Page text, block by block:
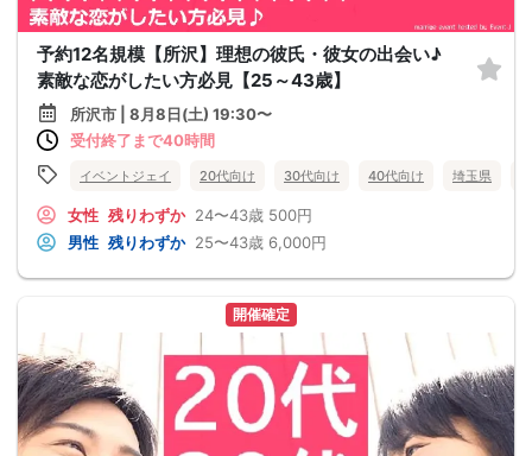
予約12名規模【所沢】理想の彼氏・彼女の出会い♪
素敵な恋がしたい方必見【25～43歳】
所沢市 | 8月8日(土) 19:30〜
受付終了まで40時間
イベントジェイ 20代向け 30代向け 40代向け 埼玉県
女性 残りわずか 24〜43歳 500円
男性 残りわずか 25〜43歳 6,000円
開催確定